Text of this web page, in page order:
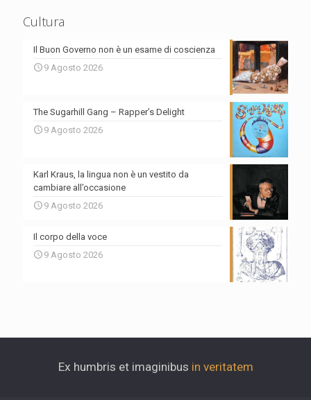
Cultura
Il Buon Governo non è un esame di coscienza
9 Agosto 2026
The Sugarhill Gang – Rapper’s Delight
9 Agosto 2026
Karl Kraus, la lingua non è un vestito da
cambiare all’occasione
9 Agosto 2026
Il corpo della voce
9 Agosto 2026
Ex humbris et imaginibus in veritatem